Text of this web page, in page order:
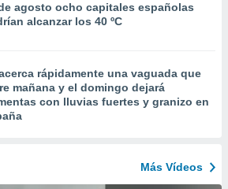
agosto ocho capitales españolas
alcanzar los 40 ºC
rápidamente una vaguada que
mañana y el domingo dejará
con lluvias fuertes y granizo en
Más Vídeos